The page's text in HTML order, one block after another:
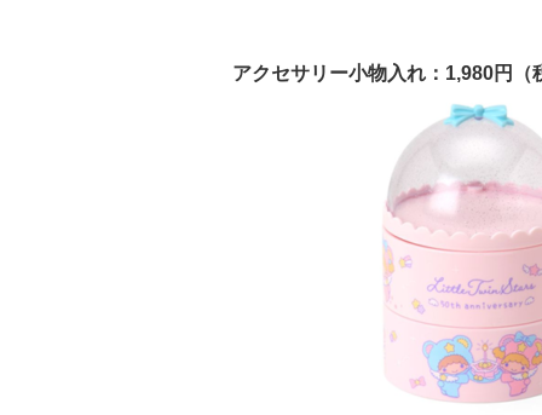
アクセサリー小物入れ：1,980円（